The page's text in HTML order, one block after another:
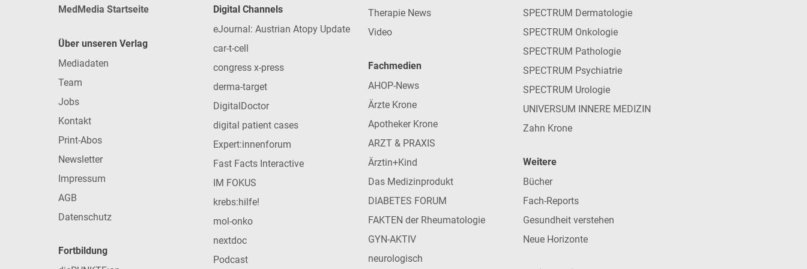
MedMedia Startseite
Über unseren Verlag
Mediadaten
Team
Jobs
Kontakt
Print-Abos
Newsletter
Impressum
AGB
Datenschutz
Fortbildung
Digital Channels
eJournal: Austrian Atopy Update
car-t-cell
congress x-press
derma-target
DigitalDoctor
digital patient cases
Expert:innenforum
Fast Facts Interactive
IM FOKUS
krebs:hilfe!
mol-onko
nextdoc
Podcast
Therapie News
Video
Fachmedien
AHOP-News
Ärzte Krone
Apotheker Krone
ARZT & PRAXIS
Ärztin+Kind
Das Medizinprodukt
DIABETES FORUM
FAKTEN der Rheumatologie
GYN-AKTIV
neurologisch
SPECTRUM Dermatologie
SPECTRUM Onkologie
SPECTRUM Pathologie
SPECTRUM Psychiatrie
SPECTRUM Urologie
UNIVERSUM INNERE MEDIZIN
Zahn Krone
Weitere
Bücher
Fach-Reports
Gesundheit verstehen
Neue Horizonte